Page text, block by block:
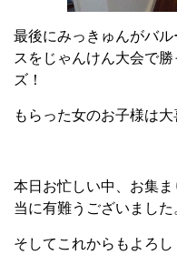
最後にみっきゅんがバ
スをじゃんけん大会で
ズ！
もらった女のお子様は大
本日お忙しい中、お集
当に有難うございました
そしてこれからもよろし